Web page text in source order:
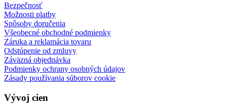
Bezpečnosť
Možnosti platby
Spôsoby doručenia
Všeobecné obchodné podmienky
Záruka a reklamácia tovaru
Odstúpenie od zmluvy
Záväzná objednávka
Podmienky ochrany osobných údajov
Zásady používania súborov cookie
Vývoj cien